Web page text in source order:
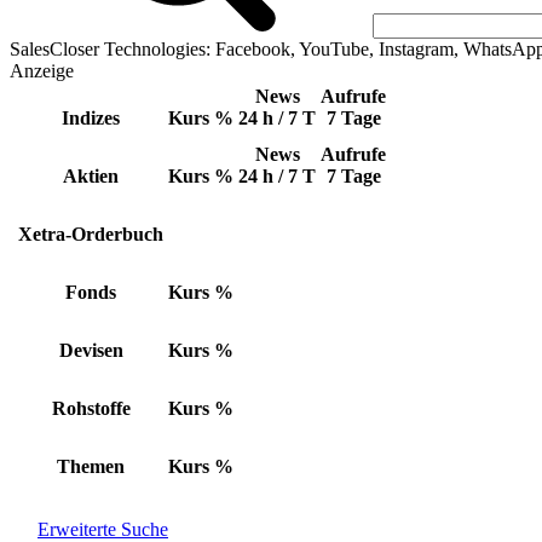
SalesCloser Technologies: Facebook, YouTube, Instagram,
Anzeige
Indizes Kurs %
News
24 h / 7 T
Aufrufe
7 Tage
Aktien Kurs %
News
24 h / 7 T
Aufrufe
7 Tage
Xetra-Orderbuch
Fonds Kurs %
Devisen Kurs %
Rohstoffe Kurs %
Themen Kurs %
Erweiterte Suche